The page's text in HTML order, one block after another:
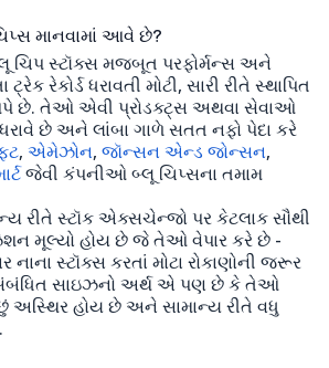
માનવામાં આવે છે?
ચિપ સ્ટૉક્સ મજબૂત પરફોર્મન્સ અને
રેકોર્ડ ધરાવતી મોટી, સારી રીતે સ્થાપિત
છે. તેઓ એવી પ્રોડક્ટ્સ અથવા સેવાઓ
છે અને લાંબા ગાળે સતત નફો પેદા કરે
, એમેઝોન, જૉન્સન એન્ડ જોન્સન,
જેવી કંપનીઓ બ્લૂ ચિપ્સના તમામ
રીતે સ્ટૉક એક્સચેન્જો પર કેટલાક સૌથી
મૂલ્યો હોય છે જે તેઓ વેપાર કરે છે -
સ્ટૉક્સ કરતાં મોટા રોકાણોની જરૂર
સાઇઝનો અર્થ એ પણ છે કે તેઓ
અસ્થિર હોય છે અને સામાન્ય રીતે વધુ